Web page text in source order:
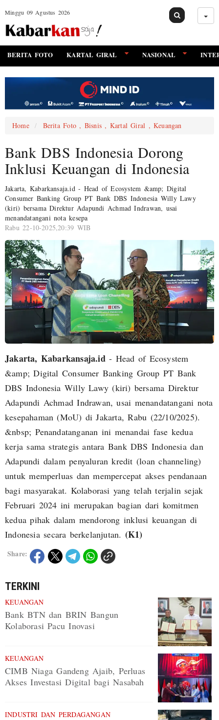
Minggu 09 Agustus 2026
BERITA FOTO KARTAL GIRAL NASIONAL
Home Berita Foto , Bisnis , Kartal Giral , Keuangan
Bank DBS Indonesia Dorong
Inklusi Keuangan di Indonesia
Jakarta, Kabarkansaja.id - Head of Ecosystem &amp; Digital
Consumer Banking Group PT Bank DBS Indonesia Willy Lawy
(kiri) bersama Direktur Adapundi Achmad Indrawan, usai
menandatangani nota kesepa
Rabu 22-10-2025,20:39 WIB
Jakarta, Kabarkansaja.id- Head of Ecosystem
&amp; Digital Consumer Banking Group PT Bank
DBS Indonesia Willy Lawy (kiri) bersama Direktur
Adapundi Achmad Indrawan, usai menandatangani nota
kesepahaman (MoU) di Jakarta, Rabu (22/10/2025).
&nbsp; Penandatanganan ini menandai fase kedua
kerja sama strategis antara Bank DBS Indonesia dan
Adapundi dalam penyaluran kredit (loan channeling)
untuk memperluas dan mempercepat akses pendanaan
bagi masyarakat. Kolaborasi yang telah terjalin sejak
Februari 2024 ini merupakan bagian dari komitmen
kedua pihak dalam mendorong inklusi keuangan di
Indonesia secara berkelanjutan. (K1)
Share:
TERKINI
KEUANGAN
Bank BTN dan BRIN Bangun
Kolaborasi Pacu Inovasi
KEUANGAN
CIMB Niaga Gandeng Ajaib, Perluas
Akses Investasi Digital bagi Nasabah
INDUSTRI DAN PERDAGANGAN